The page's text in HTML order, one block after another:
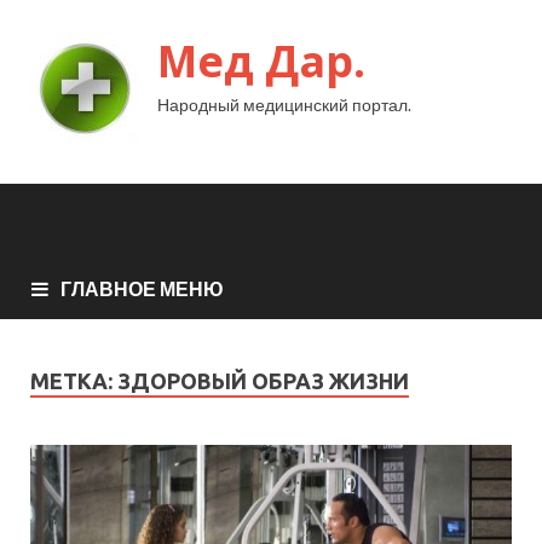
Мед Дар.
Народный медицинский портал.
ГЛАВНОЕ МЕНЮ
МЕТКА: ЗДОРОВЫЙ ОБРАЗ ЖИЗНИ